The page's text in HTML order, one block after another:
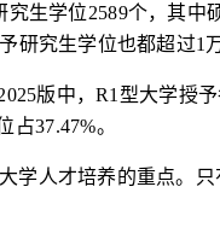
究生学位2589个，其中
研究生学位也都超过1
版中，R1 型大学授
占37.47%。
学人才培养的重点。只